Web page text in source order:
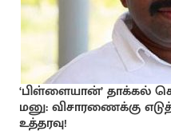
‘பிள்ளையான்’ தாக்கல்
மனு: விசாரணைக்கு
உத்தரவு!